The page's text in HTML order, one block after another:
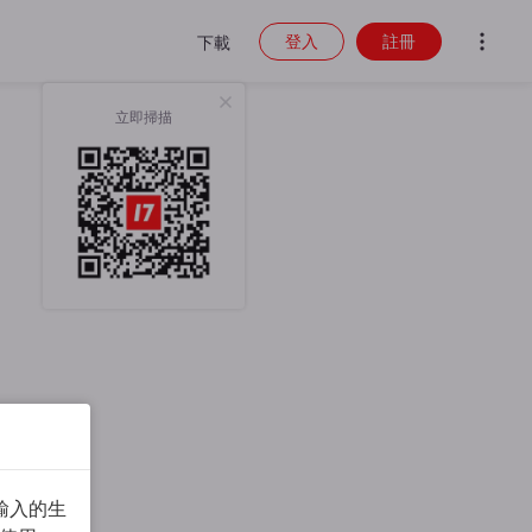
下載
立即掃描
登入 註冊
入的生